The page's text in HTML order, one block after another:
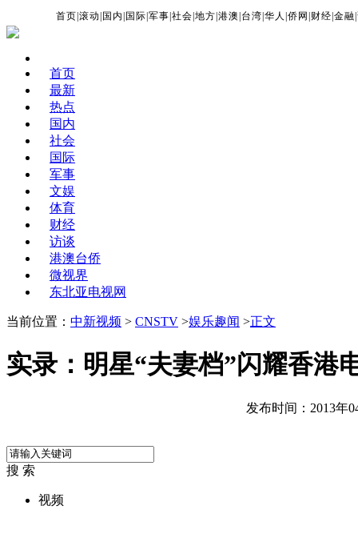
首页 |滚动 国内 国际 |军事 |社会 |地方 |港澳 台湾 |华人 |侨网 财经 |金融 |
首页
最新
热点
国内
社会
国际
军事
文娱
体育
财经
访谈
港澳台侨
微视界
东北亚电视网
当前位置： 中新视频 > CNSTV >娱乐趣闻 >正文
实录：明星“夫妻档”闪耀香港
发布时间：2013年
搜 索
视频